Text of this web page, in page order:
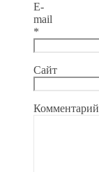
E-
mail
*
Сайт
Комментарий